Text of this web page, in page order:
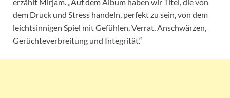
dem Druck und Stress handeln, perfekt zu sein, von dem
leichtsinnigen Spiel mit Gefühlen, Verrat, Anschwärzen,
Gerüchteverbreitung und Integrität.“